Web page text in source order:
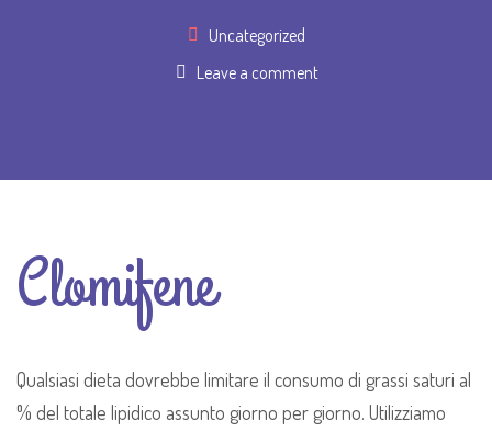
Uncategorized
Leave a comment
Clomifene
Qualsiasi dieta dovrebbe limitare il consumo di grassi saturi al
% del totale lipidico assunto giorno per giorno. Utilizziamo